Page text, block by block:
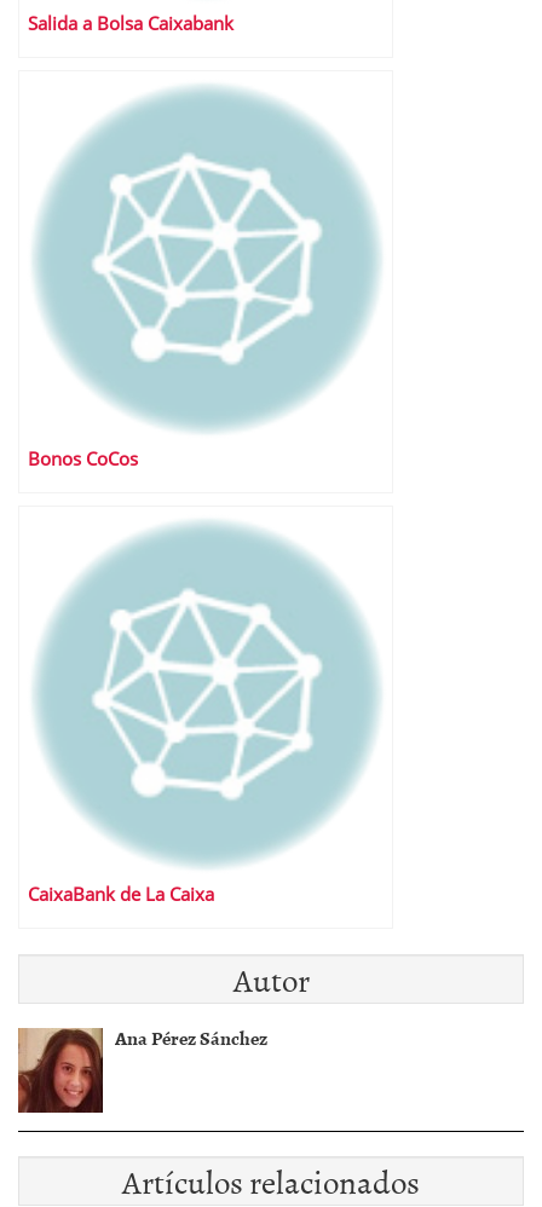
Salida a Bolsa Caixabank
Bonos CoCos
CaixaBank de La Caixa
Autor
Ana Pérez Sánchez
Artículos relacionados